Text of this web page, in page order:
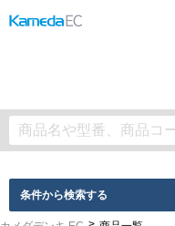
条件から検索する